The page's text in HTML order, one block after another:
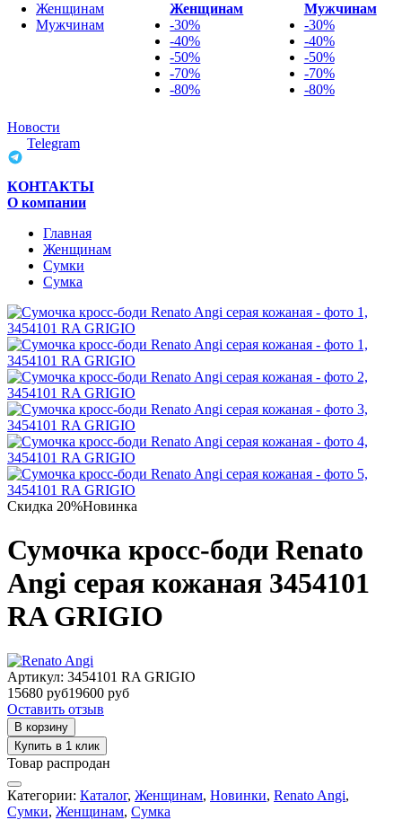
Женщинам
Мужчинам
Женщинам
-30%
-40%
-50%
-70%
-80%
Мужчинам
-30%
-40%
-50%
-70%
-80%
Новости
Telegram
КОНТАКТЫ
О компании
Главная
Женщинам
Cумки
Сумка
Скидка 20%Новинка
Сумочка кросс-боди Renato
Angi серая кожаная 3454101
RA GRIGIO
Артикул: 3454101 RA GRIGIO
15680 руб19600 руб
Оставить отзыв
В корзину
Купить в 1 клик
Товар распродан
Категории: Каталог, Женщинам, Новинки, Renato Angi,
Cумки, Женщинам, Сумка